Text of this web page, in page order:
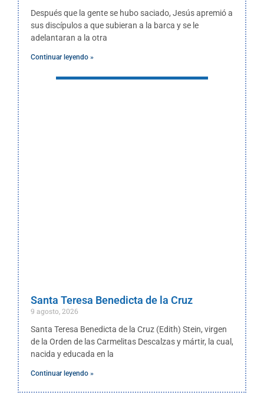
Después que la gente se hubo saciado, Jesús apremió a
sus discípulos a que subieran a la barca y se le
adelantaran a la otra
Continuar leyendo »
Santa Teresa Benedicta de la Cruz
9 agosto, 2026
Santa Teresa Benedicta de la Cruz (Edith) Stein, virgen
de la Orden de las Carmelitas Descalzas y mártir, la cual,
nacida y educada en la
Continuar leyendo »